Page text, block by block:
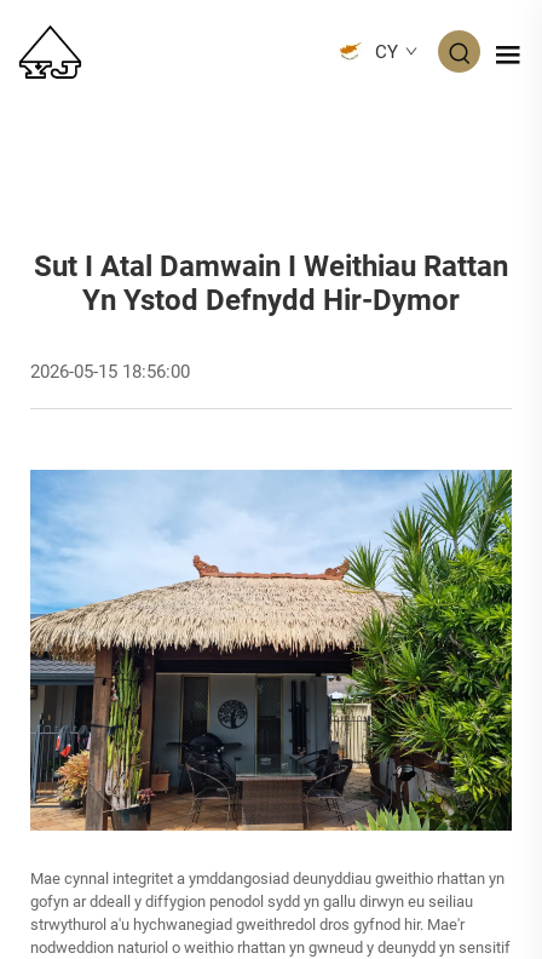
CY
Sut I Atal Damwain I Weithiau Rattan
Yn Ystod Defnydd Hir-Dymor
2026-05-15 18:56:00
Mae cynnal integritet a ymddangosiad deunyddiau gweithio rhattan yn
gofyn ar ddeall y diffygion penodol sydd yn gallu dirwyn eu seiliau
strwythurol a'u hychwanegiad gweithredol dros gyfnod hir. Mae'r
nodweddion naturiol o weithio rhattan yn gwneud y deunydd yn sensitif